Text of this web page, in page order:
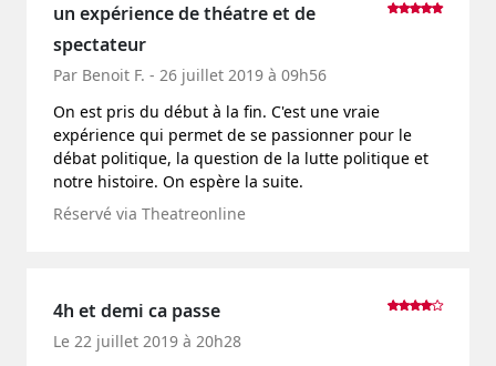
un expérience de théatre et de
spectateur
Par Benoit F. - 26 juillet 2019 à 09h56
On est pris du début à la fin. C'est une vraie
expérience qui permet de se passionner pour le
débat politique, la question de la lutte politique et
notre histoire. On espère la suite.
Réservé via Theatreonline
4h et demi ca passe
Le 22 juillet 2019 à 20h28